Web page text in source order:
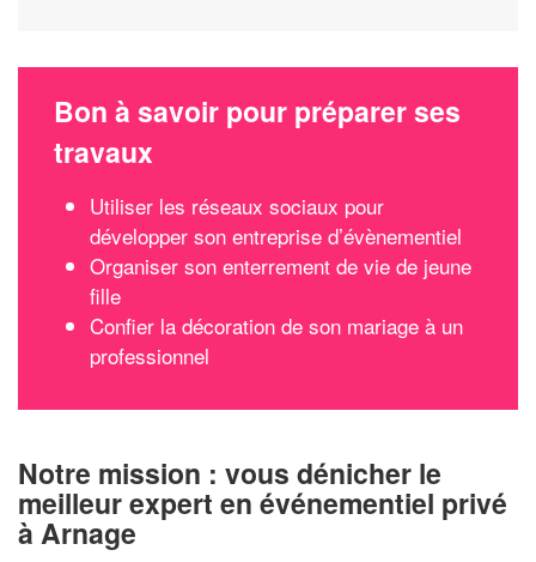
Bon à savoir pour préparer ses
travaux
Utiliser les réseaux sociaux pour
développer son entreprise d’évènementiel
Organiser son enterrement de vie de jeune
fille
Confier la décoration de son mariage à un
professionnel
Notre mission : vous dénicher le
meilleur expert en événementiel privé
à Arnage